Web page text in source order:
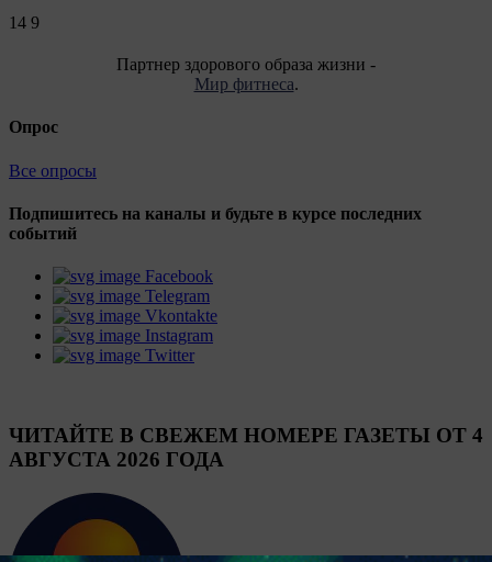
14 9
Партнер здорового образа жизни -
Мир фитнеса.
Опрос
Все опросы
Подпишитесь на каналы и будьте в курсе последних
событий
Facebook
Telegram
Vkontakte
Instagram
Twitter
ЧИТАЙТЕ В СВЕЖЕМ НОМЕРЕ ГАЗЕТЫ ОТ 4
АВГУСТА 2026 ГОДА